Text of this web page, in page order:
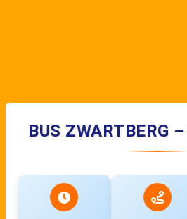
BUS ZWARTBERG